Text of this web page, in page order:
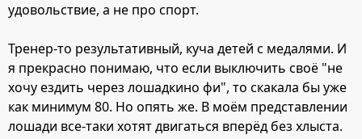
удовольствие, а не про спорт.
Тренер-то результативный, куча детей с медалями. И
я прекрасно понимаю, что если выключить своё "не
хочу ездить через лошадкино фи", то скакала бы уже
как минимум 80. Но опять же. В моём представлении
лошади все-таки хотят двигаться вперёд без хлыста.